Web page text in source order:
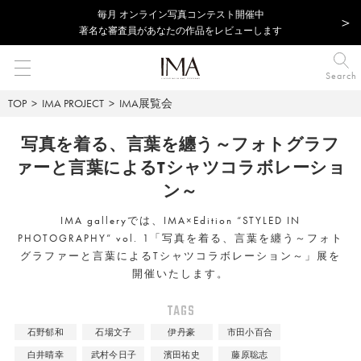
毎⽉ オンライン写真コンテスト開催中
著名な審査員があなたの作品をレビューします
Search
TOP IMA PROJECT IMA展覧会
写真を着る、言葉を纏う ～フォトグラフ
ァーと言葉によるTシャツコラボレーショ
ン～
IMA galleryでは、IMA×Edition “STYLED IN
PHOTOGRAPHY” vol. 1「写真を着る、言葉を纏う～フォト
グラファーと言葉によるTシャツコラボレーション～」展を
開催いたします。
TAGS
石野郁和 石場文子 伊丹豪
市田小百合
白井晴幸
武村今日子 濱田祐史 藤原聡志